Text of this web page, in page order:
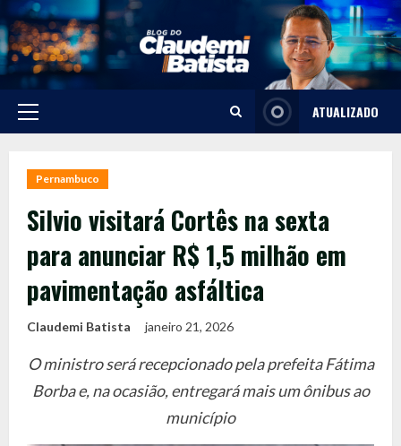
Skip
to
content
Primary
ATUALIZADO
Pernambuco
Silvio visitará Cortês na sexta
para anunciar R$ 1,5 milhão em
pavimentação asfáltica
Claudemi Batista janeiro 21, 2026
O ministro será recepcionado pela prefeita Fátima
Borba e, na ocasião, entregará mais um ônibus ao
município